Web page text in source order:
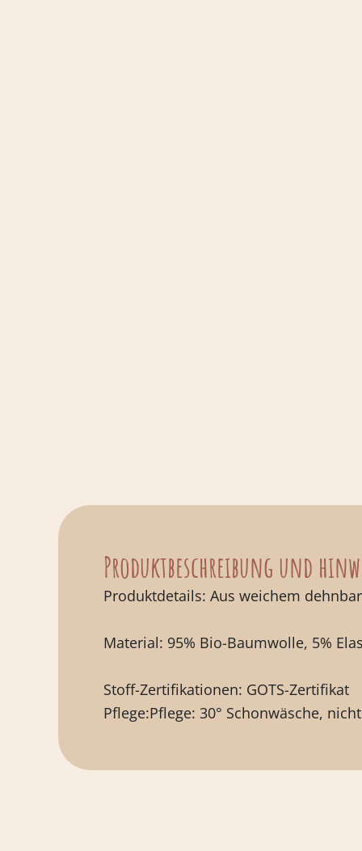
Produktbeschreibung und
Produktdetails: Aus weichem
Material: 95% Bio-Baumwolle, 5%
Stoff-Zertifikationen: GOTS-Zertifikat
Pflege:Pflege: 30° Schonwäsche,